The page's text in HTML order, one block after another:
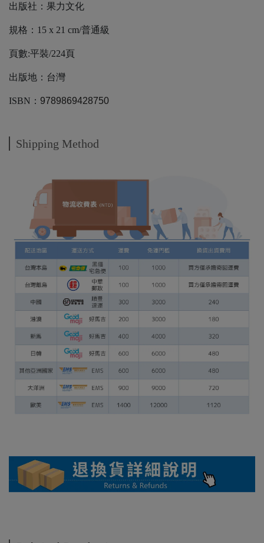
出版社： 果力文化
規格：15 x 21 cm/普通級
頁數:平裝/224頁
出版地：台灣
ISBN： 9789869428750
Shipping Method